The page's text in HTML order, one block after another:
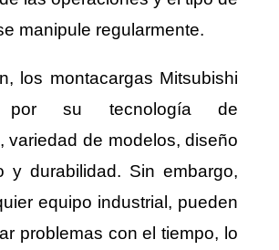
manipule regularmente.
los montacargas Mitsubishi
por su tecnología de
variedad de modelos, diseño
y durabilidad. Sin embargo,
equipo industrial, pueden
problemas con el tiempo, lo